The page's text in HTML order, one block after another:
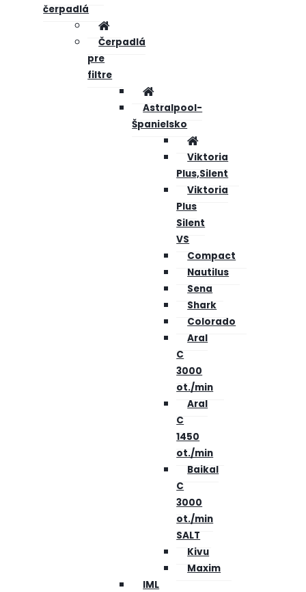
čerpadlá
Čerpadlá
pre
filtre
Astralpool-
Španielsko
Viktoria
Plus,Silent
Viktoria
Plus
Silent
VS
Compact
Nautilus
Sena
Shark
Colorado
Aral
C
3000
ot./min
Aral
C
1450
ot./min
Baikal
C
3000
ot./min
SALT
Kivu
Maxim
IML